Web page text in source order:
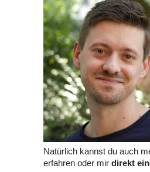
Natürlich kannst du auch
erfahren oder mir direkt